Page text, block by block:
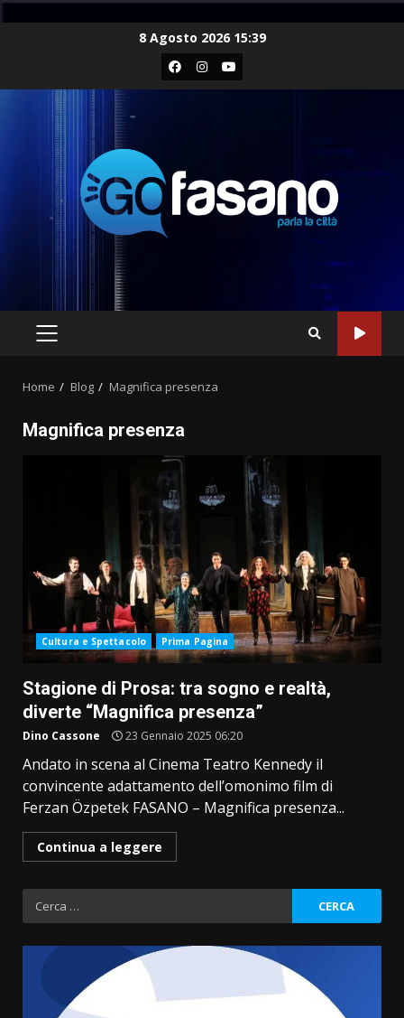
8 Agosto 2026 15:39
Facebook
Instagram
Youtube
PRIMARY
Home Blog Magnifica presenza
Magnifica presenza
Cultura e Spettacolo Prima Pagina
Stagione di Prosa: tra sogno e realtà,
diverte “Magnifica presenza”
Dino Cassone 23 Gennaio 2025 06:20
Andato in scena al Cinema Teatro Kennedy il
convincente adattamento dell’omonimo film di
Ferzan Özpetek FASANO – Magnifica presenza...
Continua a leggere
Ricerca
per: